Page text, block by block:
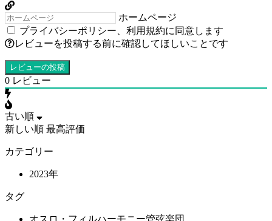
ホームページ
プライバシーポリシー
利用規約に同意します
レビューを投稿する前に確認してほしいことです
0 レビュー
古い順
新しい順 最高評価
カテゴリー
2023年
タグ